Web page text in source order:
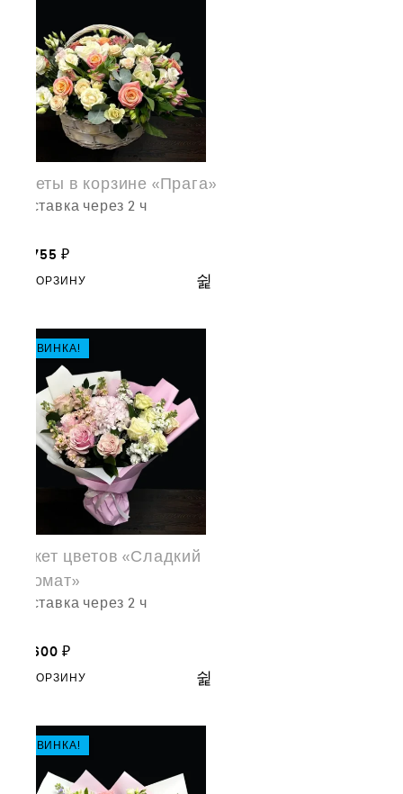
Цветы в корзине «Прага»
доставка через 2 ч
18,755 ₽
В КОРЗИНУ
НОВИНКА!
Букет цветов «Сладкий
аромат»
доставка через 2 ч
18,600 ₽
В КОРЗИНУ
НОВИНКА!